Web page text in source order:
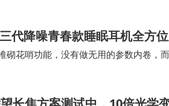
这一次用行动证明，真正的大厂竞争力
降噪青春款睡眠耳机全方
花哨功能，没有做无用的参数内卷，
体+贴耳弧度，侧躺不硌耳、不顶耳廓